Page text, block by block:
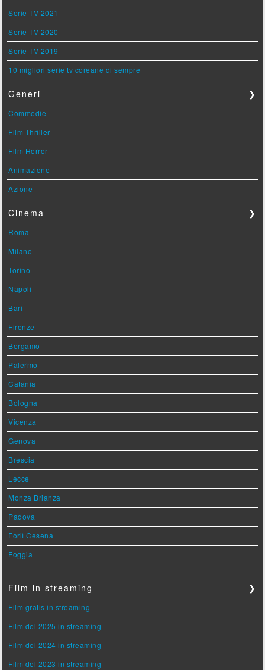
Serie TV 2021
Serie TV 2020
Serie TV 2019
10 migliori serie tv coreane di sempre
Generi ❯
Commedie
Film Thriller
Film Horror
Animazione
Azione
Cinema ❯
Roma
Milano
Torino
Napoli
Bari
Firenze
Bergamo
Palermo
Catania
Bologna
Vicenza
Genova
Brescia
Lecce
Monza Brianza
Padova
Forlì Cesena
Foggia
Film in streaming ❯
Film gratis in streaming
Film del 2025 in streaming
Film del 2024 in streaming
Film del 2023 in streaming